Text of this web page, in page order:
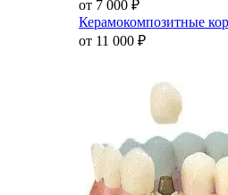
от 7 000 ₽
Керамокомпозитные
от 11 000 ₽